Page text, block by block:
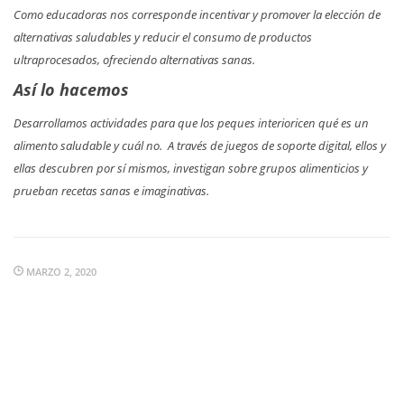
Como educadoras nos corresponde incentivar y promover la elección de
alternativas saludables y reducir el consumo de productos
ultraprocesados, ofreciendo alternativas sanas.
Así lo hacemos
Desarrollamos actividades para que los peques interioricen qué es un
alimento saludable y cuál no. A través de juegos de soporte digital, ellos y
ellas descubren por sí mismos, investigan sobre grupos alimenticios y
prueban recetas sanas e imaginativas.
MARZO 2, 2020